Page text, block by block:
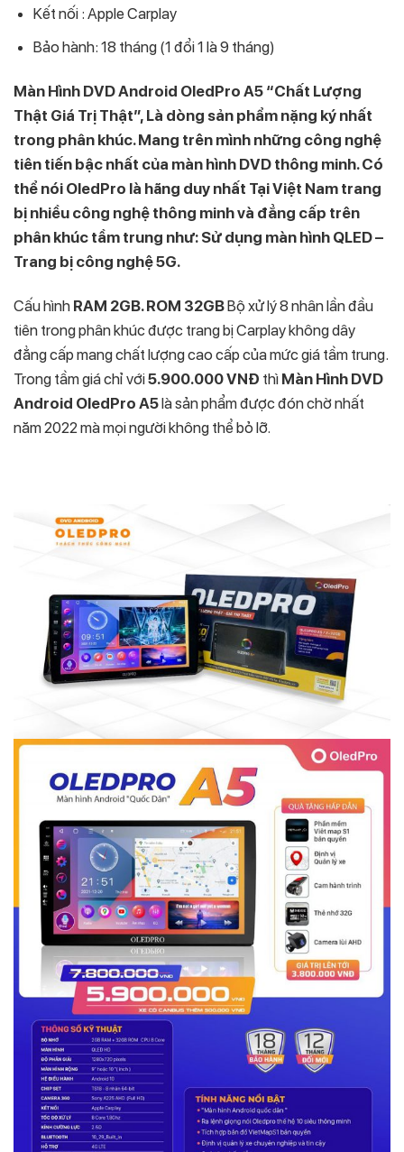
Kết nối : Apple Carplay
Bảo hành: 18 tháng (1 đổi 1 là 9 tháng)
Màn Hình DVD Android OledPro A5 “Chất Lượng
Thật Giá Trị Thật”, Là dòng sản phẩm nặng ký nhất
trong phân khúc. Mang trên mình những công nghệ
tiên tiến bậc nhất của màn hình DVD thông minh. Có
thể nói OledPro là hãng duy nhất Tại Việt Nam trang
bị nhiều công nghệ thông minh và đẳng cấp trên
phân khúc tầm trung như: Sử dụng màn hình QLED –
Trang bị công nghệ 5G.
Cấu hình RAM 2GB. ROM 32GBBộ xử lý 8 nhân lần đầu
tiên trong phân khúc được trang bị Carplay không dây
đẳng cấp mang chất lượng cao cấp của mức giá tầm trung.
Trong tầm giá chỉ với5.900.000 VNĐ thì Màn Hình DVD
Android OledPro A5là sản phẩm được đón chờ nhất
năm 2022 mà mọi người không thể bỏ lỡ.